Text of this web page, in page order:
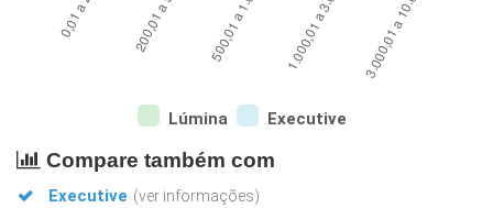
Lúmina Executive
Compare também com
Executive (ver informações)